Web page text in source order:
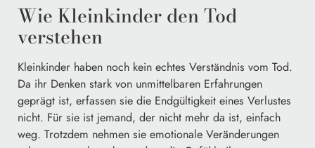
Wie Kleinkinder den Tod
verstehen
Kleinkinder haben noch kein echtes Verständnis vom Tod.
Da ihr Denken stark von unmittelbaren Erfahrungen
geprägt ist, erfassen sie die Endgültigkeit eines Verlustes
nicht. Für sie ist jemand, der nicht mehr da ist, einfach
weg. Trotzdem nehmen sie emotionale Veränderungen